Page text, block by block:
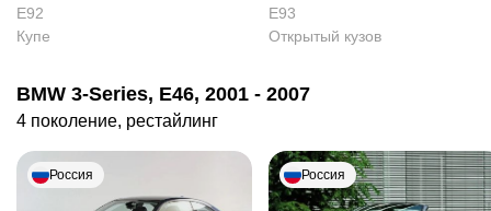
E92
Купе
E93
Открытый кузов
BMW 3-Series, E46, 2001 - 2007
4 поколение, рестайлинг
Россия Россия